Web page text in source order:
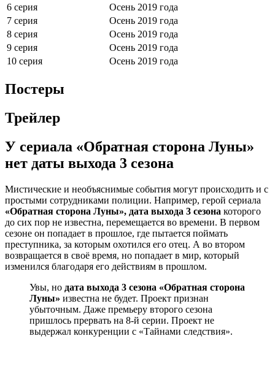
6 серия
Осень 2019 года
7 серия
Осень 2019 года
8 серия
Осень 2019 года
9 серия
Осень 2019 года
10 серия
Осень 2019 года
Постеры
Трейлер
У сериала «Обратная сторона Луны»
нет даты выхода 3 сезона
Мистические и необъяснимые события могут происходить и с
простыми сотрудниками полиции. Например, герой сериала
«Обратная сторона Луны», дата выхода 3 сезона которого
до сих пор не известна, перемещается во времени. В первом
сезоне он попадает в прошлое, где пытается поймать
преступника, за которым охотился его отец. А во втором
возвращается в своё время, но попадает в мир, который
изменился благодаря его действиям в прошлом.
Увы, но дата выхода 3 сезона «Обратная сторона
Луны» известна не будет. Проект признан
убыточным. Даже премьеру второго сезона
пришлось прервать на 8-й серии. Проект не
выдержал конкуренции с «Тайнами следствия».